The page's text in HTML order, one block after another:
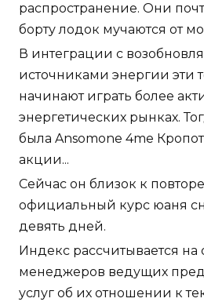
распространение. Они
борту лодок мучаются от
В интеграции с
источниками энергии эти
начинают играть более
энергетических рынках.
была Ansomone 4me
акции...
Сейчас он близок к
официальный курс юаня
девять дней.
Индекс рассчитывается на
менеджеров ведущих
услуг об их отношении к